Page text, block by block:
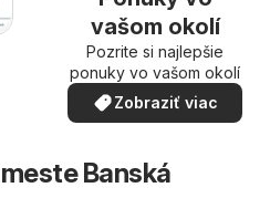
vašom okolí
Pozrite si najlepšie
ponuky vo vašom okolí
Zobraziť viac
Banská